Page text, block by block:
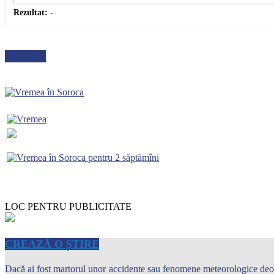
Rezultat: -
LOC PENTRU PUBLICITATE
CREAZĂ O ȘTIRE
Dacă ai fost martorul unor accidente sau fenomene meteorologice